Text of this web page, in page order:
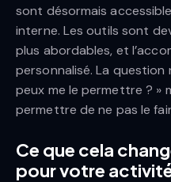
sont désormais
interne. Les outils sont
plus abordables, et
personnalisé. La question
peux me le permettre ? »
permettre de ne pas le
Ce que cela
pour votre